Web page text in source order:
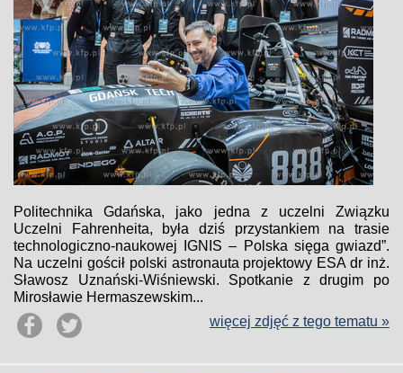
Politechnika Gdańska, jako jedna z uczelni Związku
Uczelni Fahrenheita, była dziś przystankiem na trasie
technologiczno-naukowej IGNIS – Polska sięga gwiazd”.
Na uczelni gościł polski astronauta projektowy ESA dr inż.
Sławosz Uznański-Wiśniewski. Spotkanie z drugim po
Mirosławie Hermaszewskim...
więcej zdjęć z tego tematu »